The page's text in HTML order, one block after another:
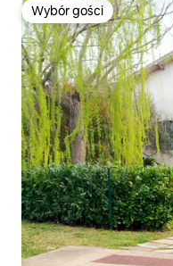
Wybór gości
Wybór gości